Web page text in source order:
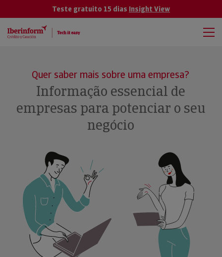
Teste gratuito 15 dias Insight View
Quer saber mais sobre uma empresa?
Informação essencial de
empresas para potenciar o seu
negócio